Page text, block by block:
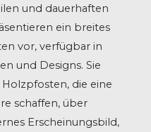
und dauerhaften
ein breites
vor, verfügbar in
und Designs. Sie
die eine
schaffen, über
Erscheinungsbild,